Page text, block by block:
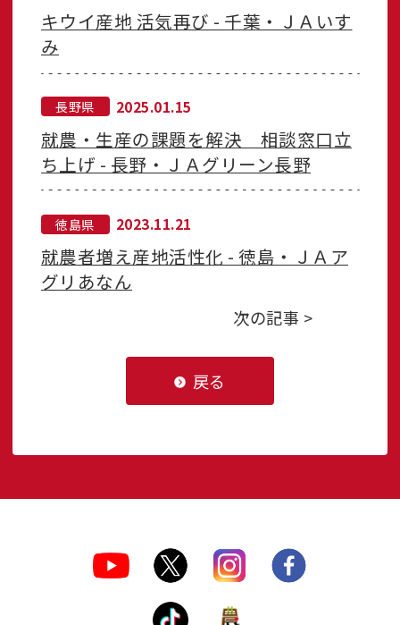
キウイ産地 活気再び - 千葉・ＪＡいす
み
長野県 2025.01.15
就農・生産の課題を解決 相談窓口立
ち上げ - 長野・ＪＡグリーン長野
徳島県 2023.11.21
就農者増え産地活性化 - 徳島・ＪＡア
グリあなん
次の記事 >
戻る